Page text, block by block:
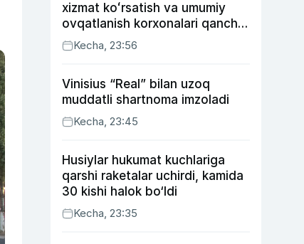
xizmat koʻrsatish va umumiy
ovqatlanish korxonalari qancha
soliq toʻlagani ochiqlandi
Kecha, 23:56
Vinisius “Real” bilan uzoq
muddatli shartnoma imzoladi
Kecha, 23:45
Husiylar hukumat kuchlariga
qarshi raketalar uchirdi, kamida
30 kishi halok bo‘ldi
Kecha, 23:35